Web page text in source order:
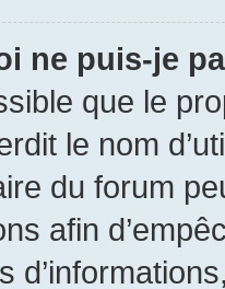
ne puis-je
que le
le nom
du forum
afin